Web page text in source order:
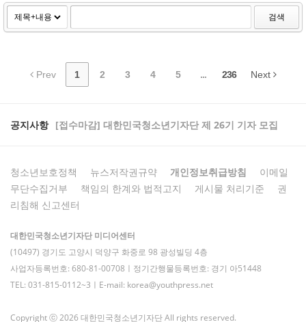
검색
Prev 1 2 3 4 5 ... 236 Next
공지사항 [접수마감] 대한민국청소년기자단 제 26기 기자 모집
청소년보호정책 뉴스저작권규약 개인정보취급방침
이메일
무단수집거부
책임의 한계와 법적고지 게시물 처리기준
권
리침해 신고센터
대한민국청소년기자단 미디어센터
(10497) 경기도 고양시 덕양구 화중로 98 광성빌딩 4층
사업자등록번호: 680-81-00708ㅣ정기간행물등록번호: 경기 아51448
TEL: 031-815-0112~3ㅣE-mail: korea@youthpress.net
Copyright ⓒ 2026 대한민국청소년기자단 All rights reserved.